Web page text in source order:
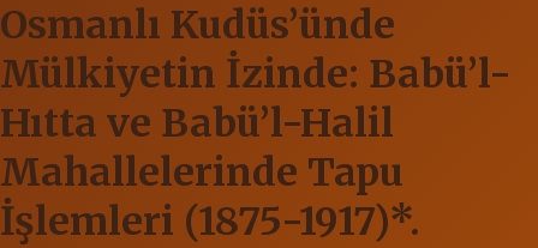
Osmanlı Kudüs’ünde
Mülkiyetin İzinde: Babü’l-
Hıtta ve Babü’l-Halil
Mahallelerinde Tapu
İşlemleri (1875-1917)*.